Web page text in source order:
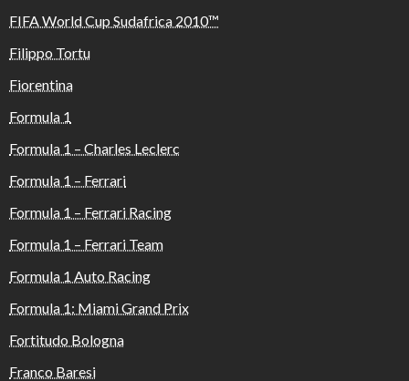
FIFA World Cup Sudafrica 2010™️
Filippo Tortu
Fiorentina
Formula 1
Formula 1 – Charles Leclerc
Formula 1 – Ferrari
Formula 1 – Ferrari Racing
Formula 1 – Ferrari Team
Formula 1 Auto Racing
Formula 1: Miami Grand Prix
Fortitudo Bologna
Franco Baresi